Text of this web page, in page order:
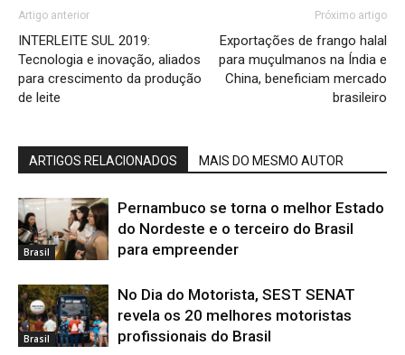
Artigo anterior
INTERLEITE SUL 2019:
Tecnologia e inovação, aliados
para crescimento da produção
de leite
Próximo artigo
Exportações de frango halal
para muçulmanos na Índia e
China, beneficiam mercado
brasileiro
ARTIGOS RELACIONADOS MAIS DO MESMO AUTOR
Brasil
Pernambuco se torna o melhor Estado
do Nordeste e o terceiro do Brasil
para empreender
Brasil
No Dia do Motorista, SEST SENAT
revela os 20 melhores motoristas
profissionais do Brasil